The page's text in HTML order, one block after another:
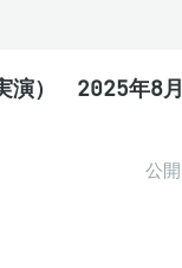
演） 2025年8
公